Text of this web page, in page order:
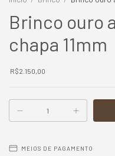
Brinco ouro
chapa 11mm
R$2.150,00
MEIOS DE PAGAMENTO